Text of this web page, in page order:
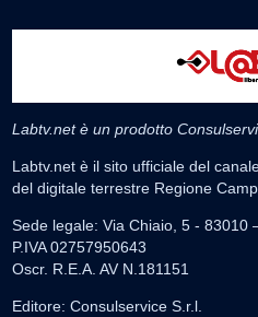
Labtv.net è un prodotto
Labtv.net è il sito ufficiale del
del digitale terrestre Regione
Sede legale: Via Chiaio, 5 - 83010
P.IVA 02757950643
Oscr. R.E.A. AV N.181151
Editore: Consulservice S.r.l.